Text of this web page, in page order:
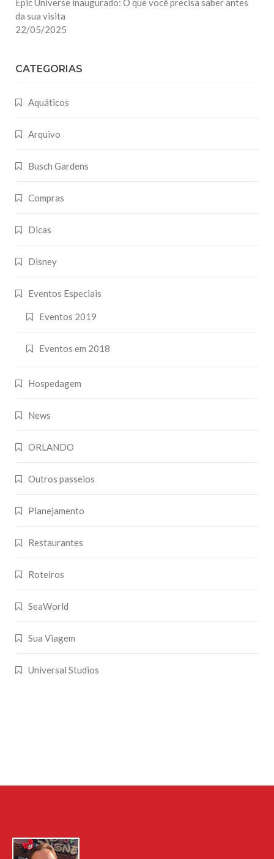
Epic Universe inaugurado: O que você precisa saber antes
da sua visita
22/05/2025
CATEGORIAS
Aquáticos
Arquivo
Busch Gardens
Compras
Dicas
Disney
Eventos Especiais
Eventos 2019
Eventos em 2018
Hospedagem
News
ORLANDO
Outros passeios
Planejamento
Restaurantes
Roteiros
SeaWorld
Sua Viagem
Universal Studios